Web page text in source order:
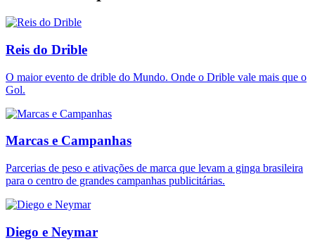
Reis do Drible
O maior evento de drible do Mundo. Onde o Drible vale mais que o
Gol.
Marcas e Campanhas
Parcerias de peso e ativações de marca que levam a ginga brasileira
para o centro de grandes campanhas publicitárias.
Diego e Neymar